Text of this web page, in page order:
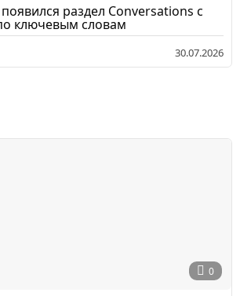
раздел Conversations с
ключевым словам
30.07.2026
0